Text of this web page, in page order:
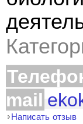
mail
Написать отзыв